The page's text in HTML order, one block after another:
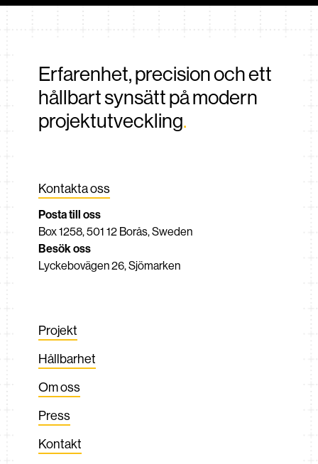
Erfarenhet, precision och ett
hållbart synsätt på modern
projektutveckling.
Kontakta oss
Posta till oss
Box 1258, 501 12 Borås, Sweden
Besök oss
Lyckebovägen 26, Sjömarken
Projekt
Hållbarhet
Om oss
Press
Kontakt